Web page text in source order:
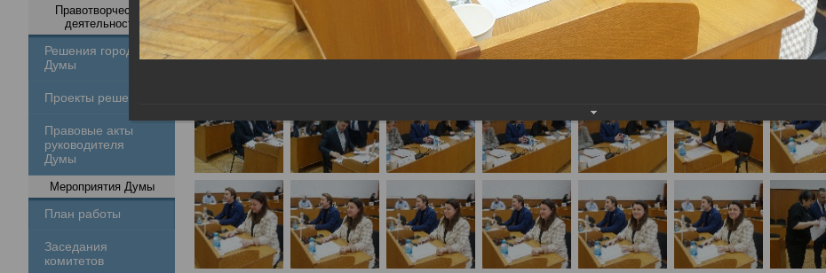
Правотворческая
деятельность
Решения городской
Думы
Проекты решений
Правовые акты
руководителя
Думы
Мероприятия Думы
План работы
Заседания
комитетов